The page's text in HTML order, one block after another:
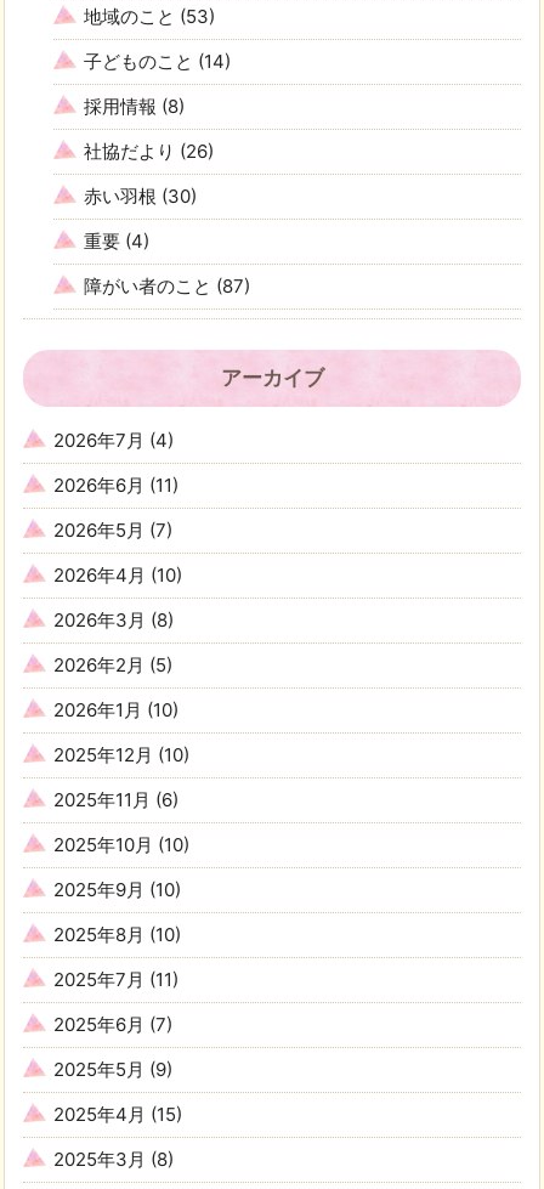
地域のこと (53)
子どものこと (14)
採用情報 (8)
社協だより (26)
赤い羽根 (30)
重要 (4)
障がい者のこと (87)
アーカイブ
2026年7月 (4)
2026年6月 (11)
2026年5月 (7)
2026年4月 (10)
2026年3月 (8)
2026年2月 (5)
2026年1月 (10)
2025年12月 (10)
2025年11月 (6)
2025年10月 (10)
2025年9月 (10)
2025年8月 (10)
2025年7月 (11)
2025年6月 (7)
2025年5月 (9)
2025年4月 (15)
2025年3月 (8)